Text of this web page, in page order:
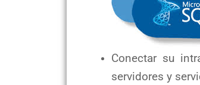
Conectar su
servidores y